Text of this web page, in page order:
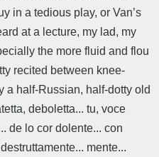
in a tedious play, or Van’s
at a lecture, my lad, my
the more fluid and flou
recited between knee-
a half-Russian, half-dotty old
deboletta... tu, voce
de lo cor dolente... con
mente...